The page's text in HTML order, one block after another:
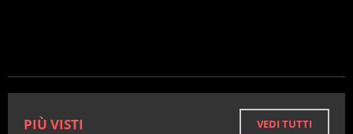
PIÙ VISTI VEDI TUTTI